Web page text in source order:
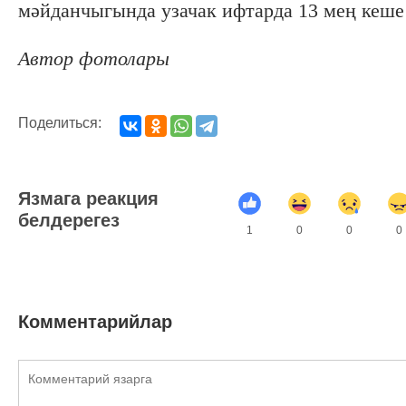
мәйданчыгында узачак ифтарда 13 мең
Автор фотолары
Поделиться:
Язмага реакция
белдерегез
1 0 0 0
Комментарийлар